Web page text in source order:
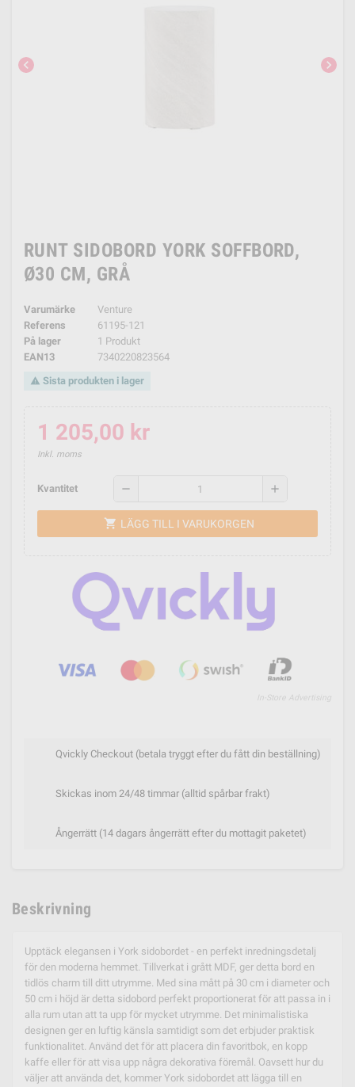
chevron_left chevron_right
RUNT SIDOBORD YORK SOFFBORD,
Ø30 CM, GRÅ
Varumärke
Venture
Referens
61195-121
På lager
1 Produkt
EAN13
7340220823564
warning Sista produkten i lager
1 205,00 kr
Inkl. moms
Kvantitet remove add
shopping_cart LÄGG TILL I VARUKORGEN
In-Store Advertising
Qvickly Checkout (betala tryggt efter du fått din beställning)
Skickas inom 24/48 timmar (alltid spårbar frakt)
Ångerrätt (14 dagars ångerrätt efter du mottagit paketet)
Beskrivning
Upptäck elegansen i York sidobordet - en perfekt inredningsdetalj
för den moderna hemmet. Tillverkat i grått MDF, ger detta bord en
tidlös charm till ditt utrymme. Med sina mått på 30 cm i diameter och
50 cm i höjd är detta sidobord perfekt proportionerat för att passa in i
alla rum utan att ta upp för mycket utrymme. Det minimalistiska
designen ger en luftig känsla samtidigt som det erbjuder praktisk
funktionalitet. Använd det för att placera din favoritbok, en kopp
kaffe eller för att visa upp några dekorativa föremål. Oavsett hur du
väljer att använda det, kommer York sidobordet att lägga till en